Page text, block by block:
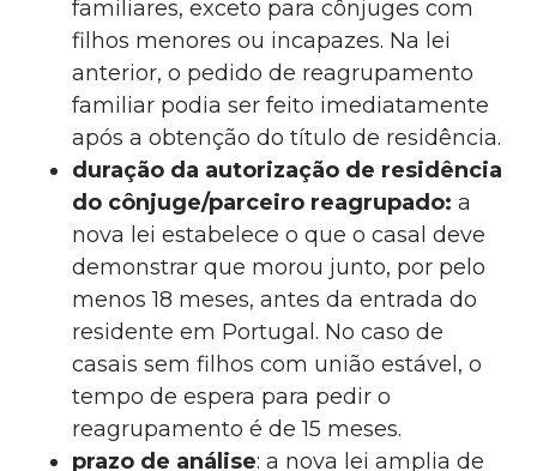
familiares, exceto para cônjuges com
filhos menores ou incapazes. Na lei
anterior, o pedido de reagrupamento
familiar podia ser feito imediatamente
após a obtenção do título de residência.
duração da autorização de residência
do cônjuge/parceiro reagrupado: a
nova lei estabelece o que o casal deve
demonstrar que morou junto, por pelo
menos 18 meses, antes da entrada do
residente em Portugal. No caso de
casais sem filhos com união estável, o
tempo de espera para pedir o
reagrupamento é de 15 meses.
prazo de análise: a nova lei amplia de